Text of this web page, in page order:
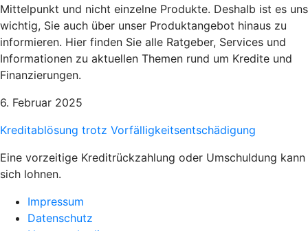
Mittelpunkt und nicht einzelne Produkte. Deshalb ist es uns
wichtig, Sie auch über unser Produktangebot hinaus zu
informieren. Hier finden Sie alle Ratgeber, Services und
Informationen zu aktuellen Themen rund um Kredite und
Finanzierungen.
6. Februar 2025
Kreditablösung trotz Vorfälligkeitsentschädigung
Eine vorzeitige Kreditrückzahlung oder Umschuldung kann
sich lohnen.
Impressum
Datenschutz